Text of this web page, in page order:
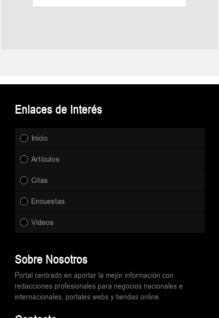
Enlaces de Interés
Inicio
Artículos
Citas
Encuestas
Vídeos
Sobre Nosotros
Portal centrado en aportar la mejor información con
redacciones profesionales para negocios nacionales e
internacionales, portales webs y tiendas online.